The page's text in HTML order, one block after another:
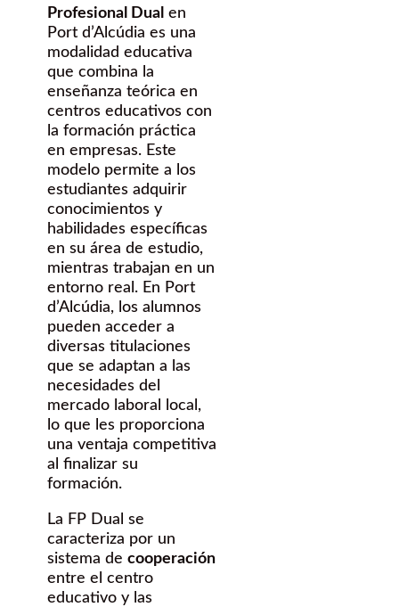
Profesional Dual en
Port d’Alcúdia es una
modalidad educativa
que combina la
enseñanza teórica en
centros educativos con
la formación práctica
en empresas. Este
modelo permite a los
estudiantes adquirir
conocimientos y
habilidades específicas
en su área de estudio,
mientras trabajan en un
entorno real. En Port
d’Alcúdia, los alumnos
pueden acceder a
diversas titulaciones
que se adaptan a las
necesidades del
mercado laboral local,
lo que les proporciona
una ventaja competitiva
al finalizar su
formación.
La FP Dual se
caracteriza por un
sistema de cooperación
entre el centro
educativo y las